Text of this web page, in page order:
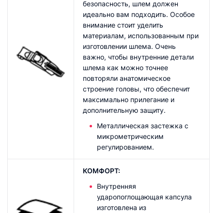
безопасность, шлем должен
идеально вам подходить. Особое
внимание стоит уделить
материалам, использованным при
изготовлении шлема. Очень
важно, чтобы внутренние детали
шлема как можно точнее
повторяли анатомическое
строение головы, что обеспечит
максимально прилегание и
дополнительную защиту.
Металлическая застежка с
микрометрическим
регулированием.
КОМФОРТ:
Внутренняя
ударопоглощающая капсула
изготовлена из